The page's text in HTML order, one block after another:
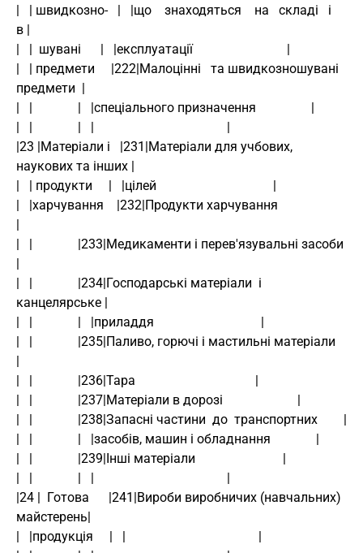
|   | швидкозно-   |   |що    знаходяться    на   складі   і
в |
|   |  шувані      |   |експлуатації                             |
|   | предмети     |222|Малоцінні   та швидкозношувані
предмети  |
|   |              |   |спеціального призначення                 |
|   |              |   |                                         |
|23 |Матеріали і   |231|Матеріали для учбових,
наукових та інших |
|   | продукти     |   |цілей                                    |
|   |харчування    |232|Продукти харчування
|
|   |              |233|Медикаменти і перев'язувальні засоби
|
|   |              |234|Господарські матеріали  і
канцелярське |
|   |              |   |приладдя                                 |
|   |              |235|Паливо, горючі і мастильні матеріали
|
|   |              |236|Тара                                     |
|   |              |237|Матеріали в дорозі                       |
|   |              |238|Запасні частини  до  транспортних        |
|   |              |   |засобів, машин і обладнання              |
|   |              |239|Інші матеріали                           |
|   |              |   |                                         |
|24 |  Готова      |241|Вироби виробничих (навчальних)
майстерень|
|   |продукція     |   |                                         |